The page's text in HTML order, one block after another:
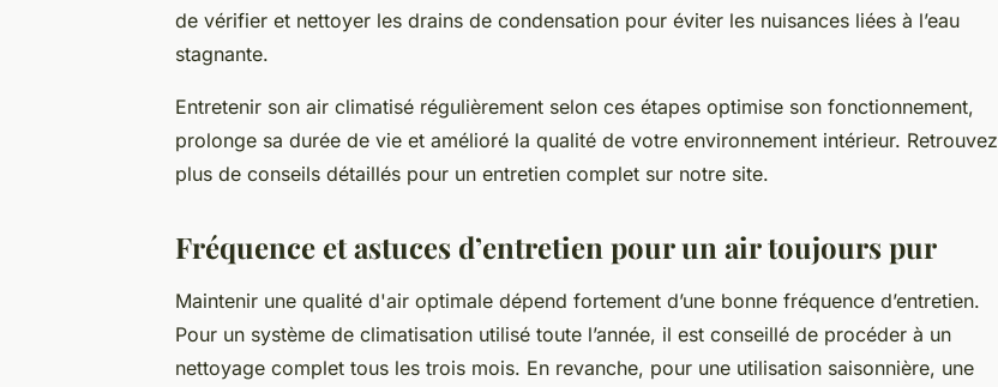
de vérifier et nettoyer les drains de condensation pour éviter les nuisances liées à l’eau
stagnante.
Entretenir son air climatisé régulièrement selon ces étapes optimise son fonctionnement,
prolonge sa durée de vie et amélioré la qualité de votre environnement intérieur. Retrouvez
plus de conseils détaillés pour un entretien complet sur notre site.
Fréquence et astuces d’entretien pour un air toujours pur
Maintenir une qualité d'air optimale dépend fortement d’une bonne fréquence d’entretien.
Pour un système de climatisation utilisé toute l’année, il est conseillé de procéder à un
nettoyage complet tous les trois mois. En revanche, pour une utilisation saisonnière, une